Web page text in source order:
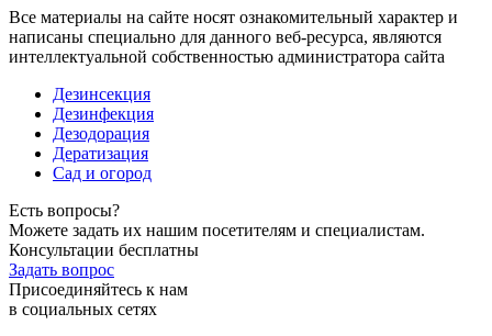
Все материалы на сайте носят ознакомительный характер и
написаны специально для данного веб-ресурса, являются
интеллектуальной собственностью администратора сайта
Дезинсекция
Дезинфекция
Дезодорация
Дератизация
Сад и огород
Есть вопросы?
Можете задать их нашим посетителям и специалистам.
Консультации бесплатны
Задать вопрос
Присоединяйтесь к нам
в социальных сетях